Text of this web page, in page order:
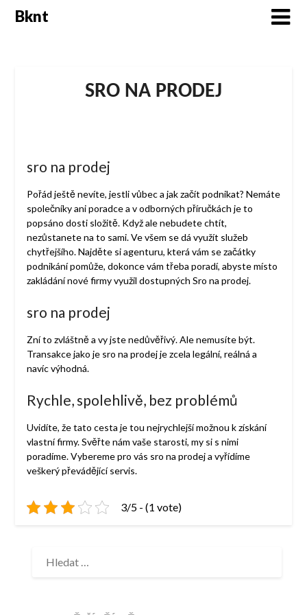
SkipBknt
SRO NA PRODEJ
sro na prodej
Pořád ještě nevíte, jestli vůbec a jak začít podnikat? Nemáte
společníky ani poradce a v odborných příručkách je to
popsáno dosti složitě. Když ale nebudete chtít,
nezůstanete na to sami. Ve všem se dá využít služeb
chytřejšího. Najděte si agenturu, která vám se začátky
podnikání pomůže, dokonce vám třeba poradí, abyste místo
zakládání nové firmy využil dostupných Sro na prodej.
sro na prodej
Zní to zvláštně a vy jste nedůvěřivý. Ale nemusíte být.
Transakce jako je sro na prodej je zcela legální, reálná a
navíc výhodná.
Rychle, spolehlivě, bez problémů
Uvidíte, že tato cesta je tou nejrychlejší možnou k získání
vlastní firmy. Svěřte nám vaše starosti, my si s nimi
poradíme. Vybereme pro vás sro na prodeja vyřídíme
veškerý převádějící servis.
3/5 - (1 vote)